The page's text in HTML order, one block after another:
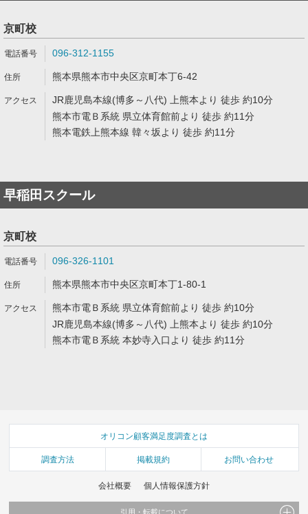
京町校
096-312-1155
熊本県熊本市中央区京町本丁6-42
JR鹿児島本線(博多～八代) 上熊本より 徒歩 約10分
熊本市電Ｂ系統 県立体育館前より 徒歩 約11分
熊本電鉄上熊本線 韓々坂より 徒歩 約11分
早稲田スクール
京町校
096-326-1101
熊本県熊本市中央区京町本丁1-80-1
熊本市電Ｂ系統 県立体育館前より 徒歩 約10分
JR鹿児島本線(博多～八代) 上熊本より 徒歩 約10分
熊本市電Ｂ系統 本妙寺入口より 徒歩 約11分
オリコン顧客満足度調査とは
調査方法 掲載規約 お問い合わせ
会社概要 個人情報保護方針
引用・転載について